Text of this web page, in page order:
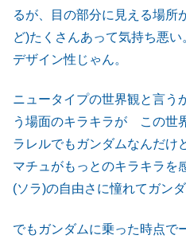
るが、目の部分に見える場所
ど)たくさんあって気持ち悪
デザイン性じゃん。
ニュータイプの世界観と言
う場面のキラキラが この世
ラレルでもガンダムなんだ
マチュがもっとのキラキラを
(ソラ)の自由さに憧れてガンダ
でもガンダムに乗った時点で